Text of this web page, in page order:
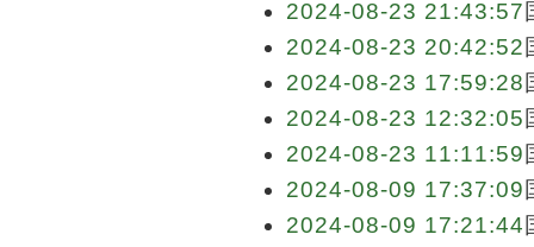
2024-08-23 21:43:57
2024-08-23 20:42:52
2024-08-23 17:59:28
2024-08-23 12:32:05
2024-08-23 11:11:59
2024-08-09 17:37:09
2024-08-09 17:21:44